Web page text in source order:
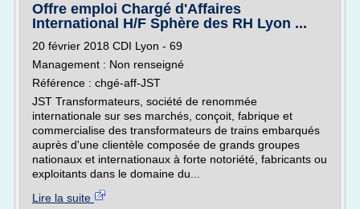
Offre emploi Chargé d'Affaires
International H/F Sphère des RH Lyon ...
20 février 2018 CDI Lyon - 69
Management : Non renseigné
Référence : chgé-aff-JST
JST Transformateurs, société de renommée
internationale sur ses marchés, conçoit, fabrique et
commercialise des transformateurs de trains embarqués
auprès d'une clientèle composée de grands groupes
nationaux et internationaux à forte notoriété, fabricants ou
exploitants dans le domaine du...
Lire la suite